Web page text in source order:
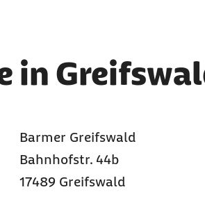
in
Barmer Greifswald
Bahnhofstr. 44b
17489 Greifswald